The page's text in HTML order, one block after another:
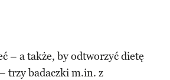
– a także, by odtworzyć dietę
trzy badaczki m.in. z